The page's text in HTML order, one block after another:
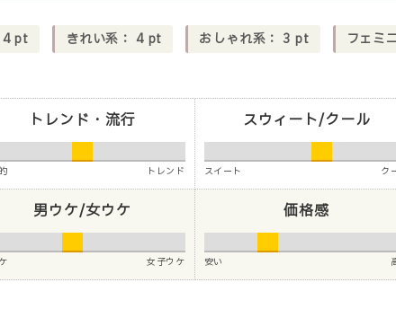
4pt きれい系： 4 pt おしゃれ系： 3 pt フェミ
トレンド・流行
トレンド
スウィート/クール
スイート ク
男ウケ/女ウケ
女子ウケ
価格感
安い